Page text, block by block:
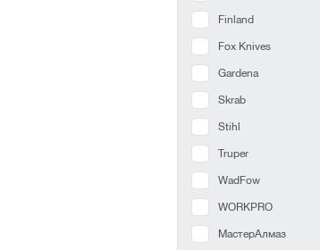
Finland
Fox Knives
Gardena
Skrab
Stihl
Truper
WadFow
WORKPRO
МастерАлмаз